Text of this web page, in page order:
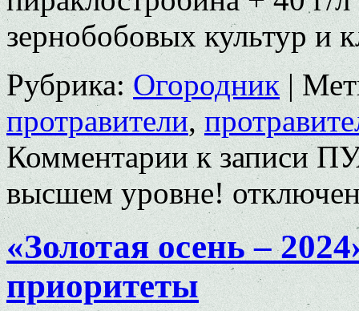
зернобобовых культур и
Рубрика: Огородник |
протравители,
Комментариик записи
высшем уровне!
«Золотая осень –
приоритеты